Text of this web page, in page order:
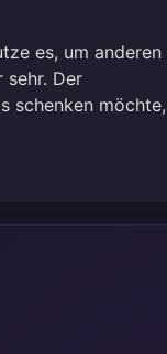
es, um anderen
sehr. Der
schenken möchte,